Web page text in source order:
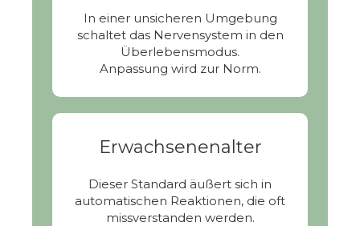
In einer unsicheren Umgebung
schaltet das Nervensystem in den
Überlebensmodus.
Anpassung wird zur Norm.
Erwachsenenalter
Dieser Standard äußert sich in
automatischen Reaktionen, die oft
missverstanden werden.